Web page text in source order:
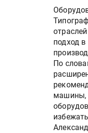
подход
По
машины,